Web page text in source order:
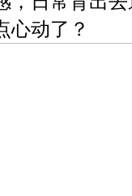
心动了？